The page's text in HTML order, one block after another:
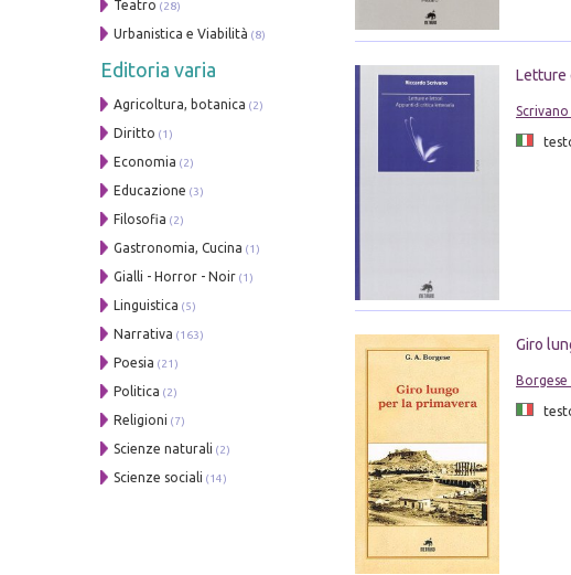
Teatro (28)
Urbanistica e Viabilità (8)
Editoria varia
Agricoltura, botanica (2)
Diritto (1)
Economia (2)
Educazione (3)
Filosofia (2)
Gastronomia, Cucina (1)
Gialli - Horror - Noir (1)
Linguistica (5)
Narrativa (163)
Poesia (21)
Politica (2)
Religioni (7)
Scienze naturali (2)
Scienze sociali (14)
Letture
Giro
Borgese